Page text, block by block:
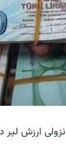
ارزش لیر